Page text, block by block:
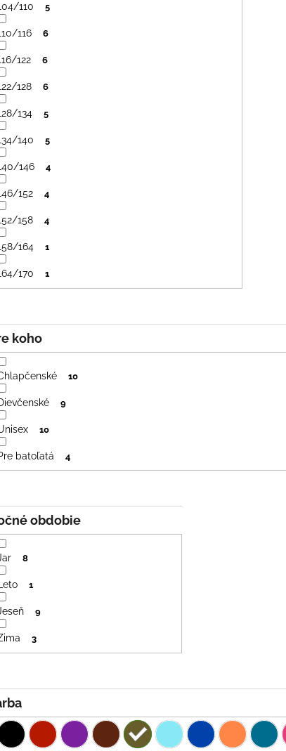
koho
10
9
10
batoľatá 4
obdobie
8
Leto 1
9
3
110 5
116 6
122 6
128 6
134 5
140 5
146 4
152 4
158 4
164 1
170 1